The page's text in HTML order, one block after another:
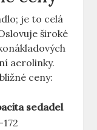
je to celá
široké
aerolinky.
ceny:
sedadel
172